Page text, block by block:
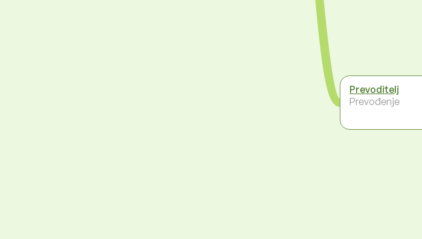
Prevoditelj
Prevođenje